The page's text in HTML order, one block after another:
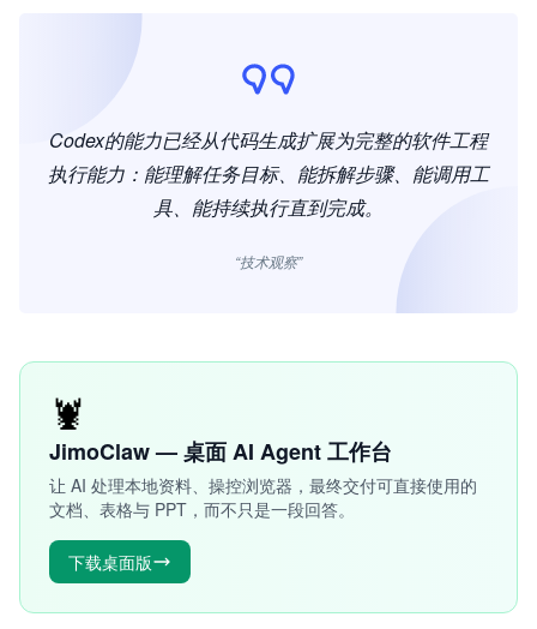
Codex的能力已经从代码生成扩展为完整的软件工程
执行能力：能理解任务目标、能拆解步骤、能调用工
具、能持续执行直到完成。
“技术观察”
🦞
JimoClaw — 桌面 AI Agent 工作台
让 AI 处理本地资料、操控浏览器，最终交付可直接使用的
文档、表格与 PPT，而不只是一段回答。
下载桌面版